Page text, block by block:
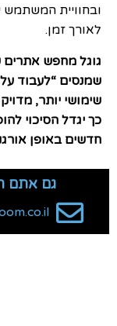
ובחוויית המשתמש
לאורך זמן.
גוגל מחפש אתרים
שמנסים “לעבוד
שימושי יותר,
כך יגדל הסיכוי
חדשים באופן
גם אתם